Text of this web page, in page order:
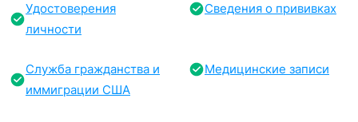
Удостоверения
личности
Сведения о прививках
Служба гражданства и
иммиграции США
Медицинские записи